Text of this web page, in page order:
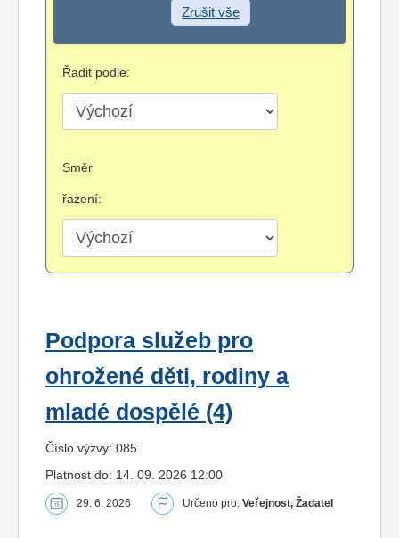
Zrušit vše
Řadit podle:
Směr
řazení:
Podpora služeb pro
ohrožené děti, rodiny a
mladé dospělé (4)
Číslo výzvy: 085
Platnost do: 14. 09. 2026 12:00
29. 6. 2026 Určeno pro: Veřejnost, Žadatel